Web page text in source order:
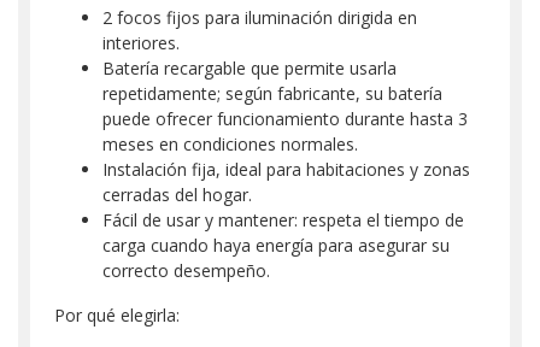
2 focos fijos para iluminación dirigida en
interiores.
Batería recargable que permite usarla
repetidamente; según fabricante, su batería
puede ofrecer funcionamiento durante hasta 3
meses en condiciones normales.
Instalación fija, ideal para habitaciones y zonas
cerradas del hogar.
Fácil de usar y mantener: respeta el tiempo de
carga cuando haya energía para asegurar su
correcto desempeño.
Por qué elegirla: